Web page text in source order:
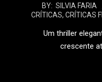
2026-
07-
BY: SILVIA FARIA
CRÍTICAS, CRÍTICAS
Um thriller
crescente